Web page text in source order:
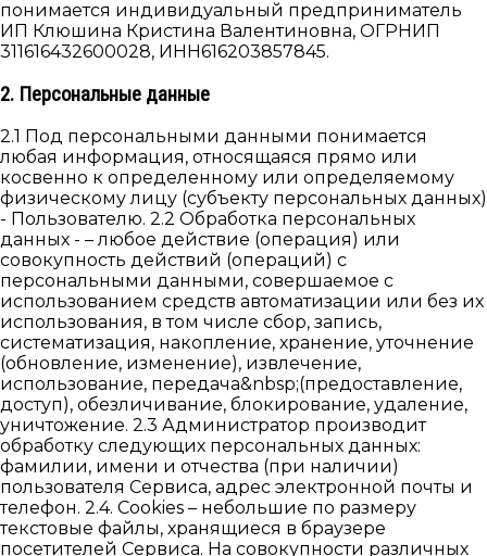
понимается индивидуальный предприниматель
ИП Клюшина Кристина Валентиновна, ОГРНИП
311616432600028, ИНН616203857845.
2. Персональные данные
2.1 Под персональными данными понимается
любая информация, относящаяся прямо или
косвенно к определенному или определяемому
физическому лицу (субъекту персональных данных)
- Пользователю. 2.2 Обработка персональных
данных - – любое действие (операция) или
совокупность действий (операций) с
персональными данными, совершаемое с
использованием средств автоматизации или без их
использования, в том числе сбор, запись,
систематизация, накопление, хранение, уточнение
(обновление, изменение), извлечение,
использование, передача&nbsp;(предоставление,
доступ), обезличивание, блокирование, удаление,
уничтожение. 2.3 Администратор производит
обработку следующих персональных данных:
фамилии, имени и отчества (при наличии)
пользователя Сервиса, адрес электронной почты и
телефон. 2.4. Cookies – небольшие по размеру
текстовые файлы, хранящиеся в браузере
посетителей Сервиса. На совокупности различных